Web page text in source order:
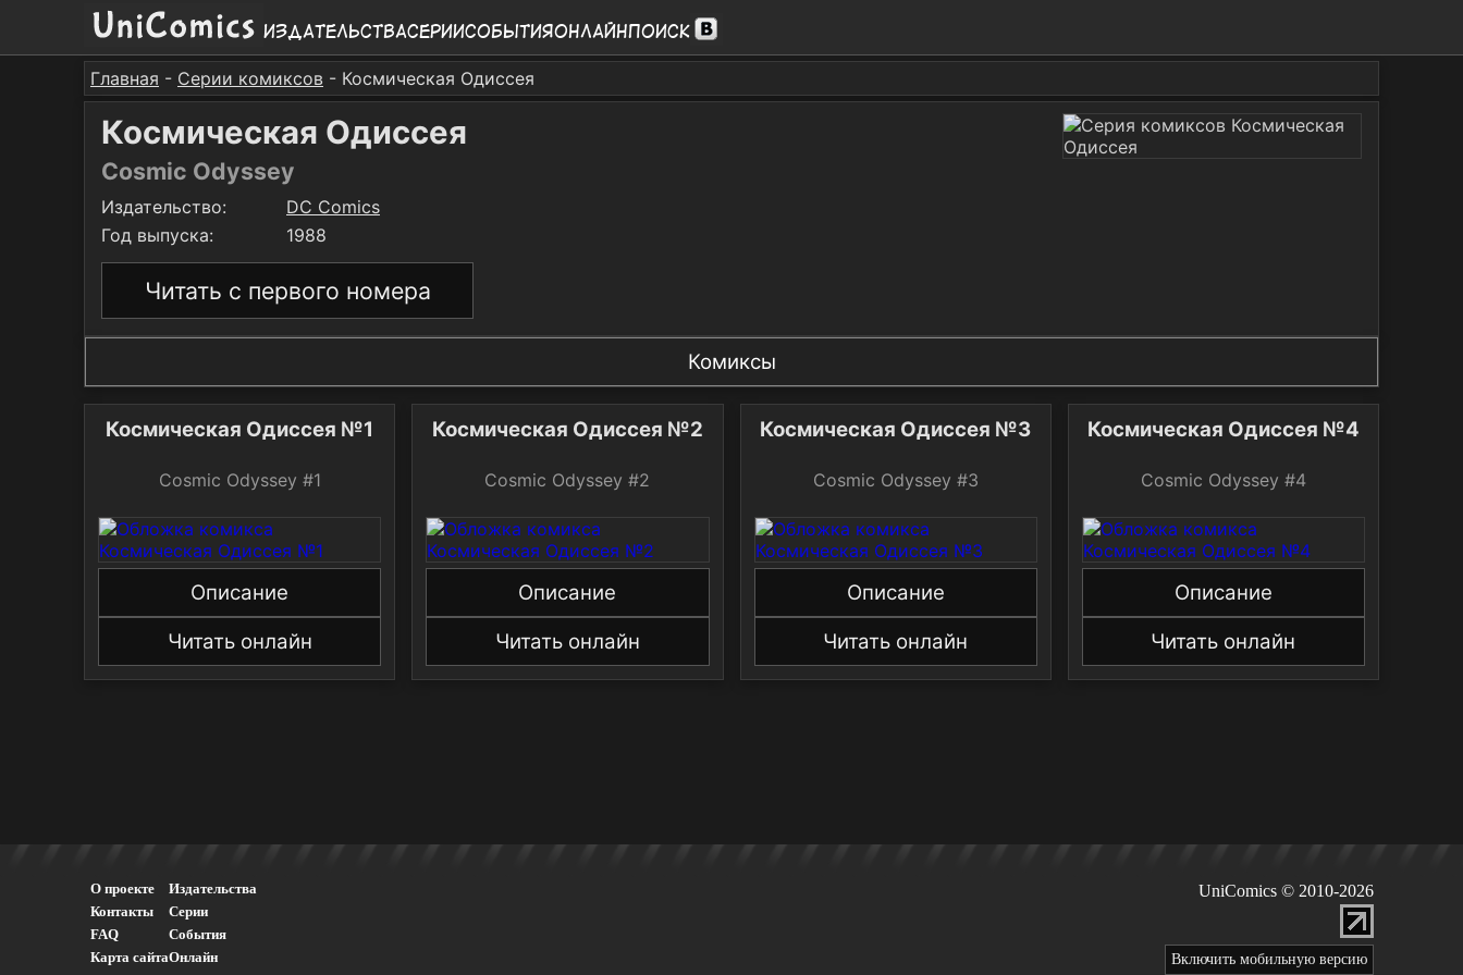
ИздательстваСерииСобытияОнлайнПоиск
Главная - Серии комиксов - Космическая Одиссея
Космическая Одиссея
Cosmic Odyssey
Издательство:
DC Comics
Год выпуска:
1988
Читать с первого номера
Комиксы
Космическая Одиссея №1
Cosmic Odyssey #1
Описание
Читать онлайн
Космическая Одиссея №2
Cosmic Odyssey #2
Описание
Читать онлайн
Космическая Одиссея №3
Cosmic Odyssey #3
Описание
Читать онлайн
Космическая Одиссея №4
Cosmic Odyssey #4
Описание
Читать онлайн
О проекте
Контакты
FAQ
Карта сайта
Издательства
Серии
События
Онлайн
UniComics © 2010-2026
Включить мобильную версию